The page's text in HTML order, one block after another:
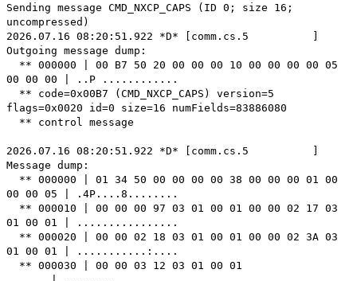
Sending message CMD_NXCP_CAPS (ID 0; size 16;
uncompressed)
2026.07.16 08:20:51.922 *D* [comm.cs.5 ]
Outgoing message dump:
** 000000 | 00 B7 50 20 00 00 00 10 00 00 00 00 05
00 00 00 | ..P ............
** code=0x00B7 (CMD_NXCP_CAPS) version=5
flags=0x0020 id=0 size=16 numFields=83886080
** control message
2026.07.16 08:20:51.922 *D* [comm.cs.5 ]
Message dump:
** 000000 | 01 34 50 00 00 00 00 38 00 00 00 01 00
00 00 05 | .4P....8........
** 000010 | 00 00 00 97 03 01 00 01 00 00 02 17 03
01 00 01 | ................
** 000020 | 00 00 02 18 03 01 00 01 00 00 02 3A 03
01 00 01 | ...........:....
** 000030 | 00 00 03 12 03 01 00 01